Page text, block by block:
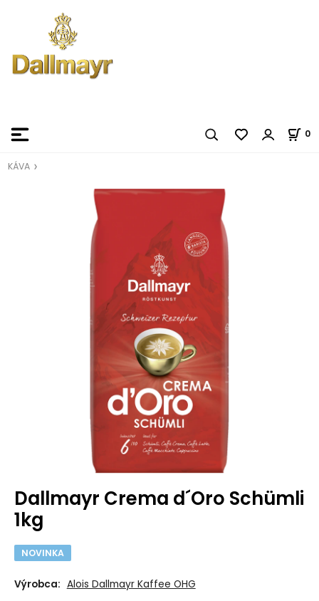
0
KÁVA
Dallmayr Crema d´Oro Schümli
1kg
NOVINKA
Výrobca: Alois Dallmayr Kaffee OHG